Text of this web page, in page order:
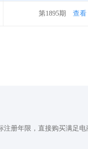
第1895期 查看
注册年限，直接购买满足电